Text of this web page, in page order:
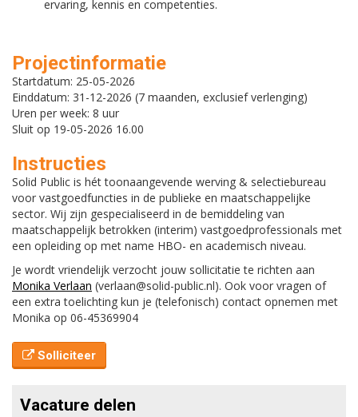
ervaring, kennis en competenties.
Projectinformatie
Startdatum: 25-05-2026
Einddatum: 31-12-2026 (7 maanden, exclusief verlenging)
Uren per week: 8 uur
Sluit op 19-05-2026 16.00
Instructies
Solid Public is hét toonaangevende werving & selectiebureau
voor vastgoedfuncties in de publieke en maatschappelijke
sector. Wij zijn gespecialiseerd in de bemiddeling van
maatschappelijk betrokken (interim) vastgoedprofessionals met
een opleiding op met name HBO- en academisch niveau.
Je wordt vriendelijk verzocht jouw sollicitatie te richten aan
Monika Verlaan (verlaan@solid-public.nl). Ook voor vragen of
een extra toelichting kun je (telefonisch) contact opnemen met
Monika op 06-45369904
Solliciteer
Vacature delen